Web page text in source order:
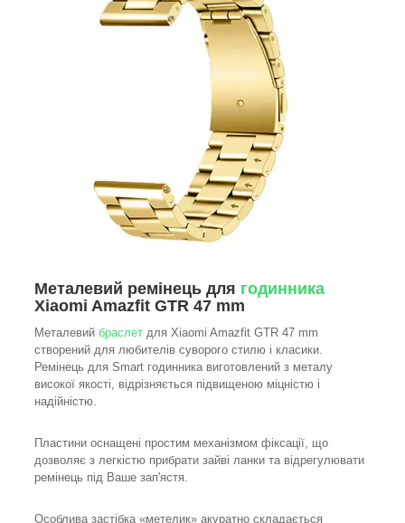
Металевий ремінець для годинника
Xiaomi Amazfit GTR 47 mm
Металевий браслет для Xiaomi Amazfit GTR 47 mm
створений для любителів суворого стилю і класики.
Ремінець для Smart годинника виготовлений з металу
високої якості, відрізняється підвищеною міцністю і
надійністю.
Пластини оснащені простим механізмом фіксації, що
дозволяє з легкістю прибрати зайві ланки та відрегулювати
ремінець під Ваше зап'ястя.
Особлива застібка «метелик» акуратно складається